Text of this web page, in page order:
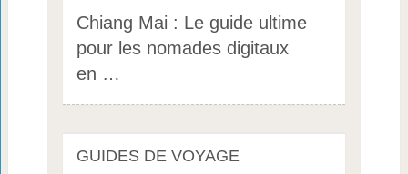
Chiang Mai : Le guide ultime
pour les nomades digitaux
en …
GUIDES DE VOYAGE